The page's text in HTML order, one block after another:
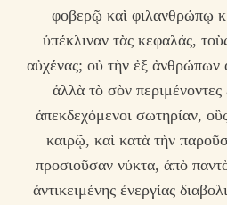
φοβερῷ καὶ φιλανθρώπῳ
ὑπέκλιναν τὰς κεφαλάς,
αὐχένας; οὐ τὴν ἐξ ἀνθρώπων
ἀλλὰ τὸ σὸν
ἀπεκδεχόμενοι σωτηρίαν,
καιρῷ, καὶ κατὰ τὴν
προσιοῦσαν νύκτα, ἀπὸ
ἀντικειμένης ἐνεργίας